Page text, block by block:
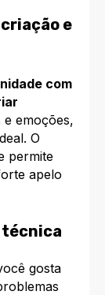
e
com
e emoções,
O
permite
apelo
técnica
gosta